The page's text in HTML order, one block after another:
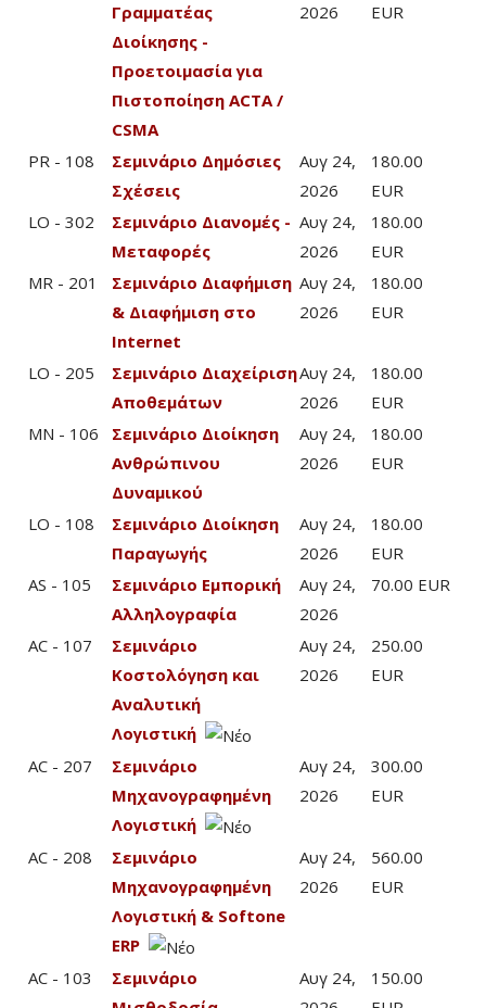
Γραμματέας
Διοίκησης -
Προετοιμασία για
Πιστοποίηση ACTA /
CSMA
2026
EUR
PR - 108
Σεμινάριο Δημόσιες
Σχέσεις
Αυγ 24,
2026
180.00
EUR
LO - 302
Σεμινάριο Διανομές -
Μεταφορές
Αυγ 24,
2026
180.00
EUR
MR - 201
Σεμινάριο Διαφήμιση
& Διαφήμιση στο
Internet
Αυγ 24,
2026
180.00
EUR
LO - 205
Σεμινάριο Διαχείριση
Αποθεμάτων
Αυγ 24,
2026
180.00
EUR
MN - 106
Σεμινάριο Διοίκηση
Ανθρώπινου
Δυναμικού
Αυγ 24,
2026
180.00
EUR
LO - 108
Σεμινάριο Διοίκηση
Παραγωγής
Αυγ 24,
2026
180.00
EUR
AS - 105
Σεμινάριο Εμπορική
Αλληλογραφία
Αυγ 24,
2026
70.00 EUR
AC - 107
Σεμινάριο
Κοστολόγηση και
Αναλυτική
Λογιστική
Αυγ 24,
2026
250.00
EUR
AC - 207
Σεμινάριο
Μηχανογραφημένη
Λογιστική
Αυγ 24,
2026
300.00
EUR
AC - 208
Σεμινάριο
Μηχανογραφημένη
Λογιστική & Softone
ERP
Αυγ 24,
2026
560.00
EUR
AC - 103
Σεμινάριο
Αυγ 24,
150.00